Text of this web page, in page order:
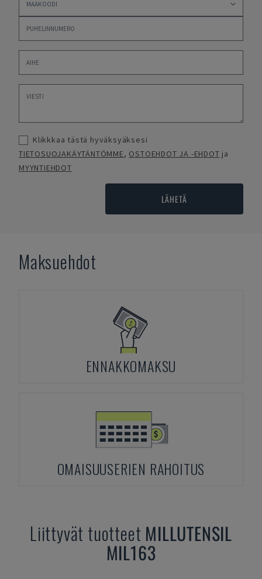
Klikkkaa tästä hyväksyäksesi
TIETOSUOJAKÄYTÄNTÖMME, OSTOEHDOT JA -EHDOT ja
MYYNTIEHDOT
LÄHETÄ
Maksuehdot
ENNAKKOMAKSU
OMAISUUSERIEN RAHOITUS
Liittyvät tuotteet MILLUTENSIL
MIL163